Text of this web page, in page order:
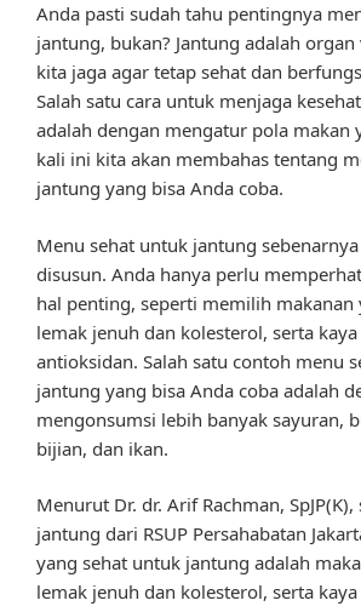
Anda pasti sudah tahu pentingnya
jantung, bukan? Jantung adalah
kita jaga agar tetap sehat dan
Salah satu cara untuk menjaga
adalah dengan mengatur pola makan
kali ini kita akan membahas tentang
jantung yang bisa Anda coba.
Menu sehat untuk jantung
disusun. Anda hanya perlu
hal penting, seperti memilih makanan
lemak jenuh dan kolesterol, serta
antioksidan. Salah satu contoh menu
jantung yang bisa Anda coba adalah
mengonsumsi lebih banyak sayuran,
bijian, dan ikan.
Menurut Dr. dr. Arif Rachman,
jantung dari RSUP Persahabatan
yang sehat untuk jantung adalah
lemak jenuh dan kolesterol, serta